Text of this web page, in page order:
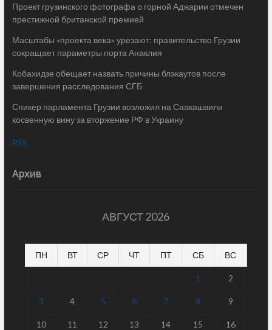
Проект грузинского фотографа о горной Аджарии отмечен
престижной британской премией
Масштабы «проекта века» урезают: правительство Грузии
сокращает параметры порта Анаклия
Кобахидзе обещает назвать причины блэкаутов после
завершения расследования СГБ
Спикер парламента Грузии возложил на Саакашвили
косвенную вину за вторжение РФ в Украину
RSS
Архив
АВГУСТ 2026
ПН ВТ СР ЧТ ПТ СБ ВС
1 2
3 4 5 6 7 8 9
10 11 12 13 14 15 16